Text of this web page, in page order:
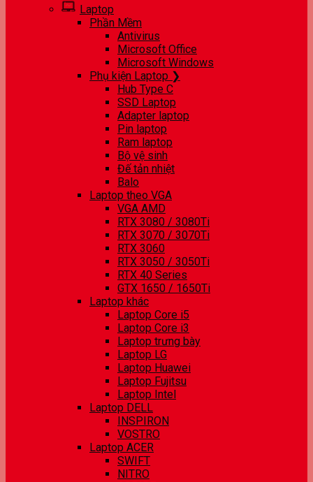
Laptop
Phần Mềm
Antivirus
Microsoft Office
Microsoft Windows
Phụ kiện Laptop ❯
Hub Type C
SSD Laptop
Adapter laptop
Pin laptop
Ram laptop
Bộ vệ sinh
Đế tản nhiệt
Balo
Laptop theo VGA
VGA AMD
RTX 3080 / 3080Ti
RTX 3070 / 3070Ti
RTX 3060
RTX 3050 / 3050Ti
RTX 40 Series
GTX 1650 / 1650Ti
Laptop khác
Laptop Core i5
Laptop Core i3
Laptop trưng bày
Laptop LG
Laptop Huawei
Laptop Fujitsu
Laptop Intel
Laptop DELL
INSPIRON
VOSTRO
Laptop ACER
SWIFT
NITRO